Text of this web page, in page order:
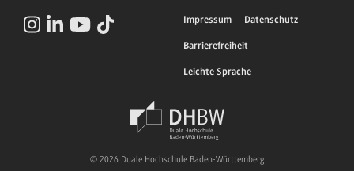
Impressum Datenschutz
Barrierefreiheit
Leichte Sprache
© 2026 Duale Hochschule Baden-Württemberg